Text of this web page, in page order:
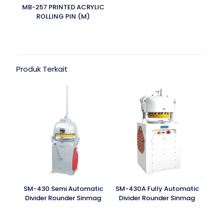
MB-257 PRINTED ACRYLIC
ROLLING PIN (M)
Produk Terkait
SM-430 Semi Automatic
Divider Rounder Sinmag
SM-430A Fully Automatic
Divider Rounder Sinmag